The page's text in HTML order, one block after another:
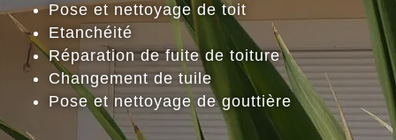
Pose et nettoyage de toit
Etanchéité
Réparation de fuite de toiture
Changement de tuile
Pose et nettoyage de gouttière